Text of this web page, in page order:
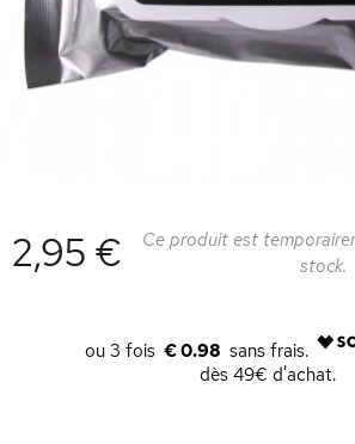
2,95 €
Ce produit est
stock.
€ 0.98
dès 49€ d'achat.